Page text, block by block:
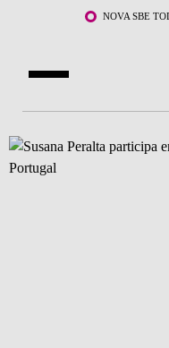
Saltar para o conteúdo principal
NOVA SBE
CURSOS